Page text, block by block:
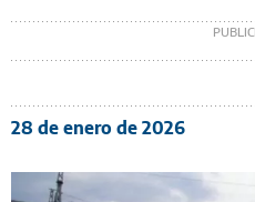
28 de enero de 2026